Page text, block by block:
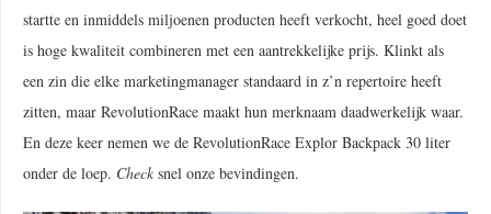
startte en inmiddels miljoenen producten heeft verkocht, heel goed doet
is hoge kwaliteit combineren met een aantrekkelijke prijs. Klinkt als
een zin die elke marketingmanager standaard in z’n repertoire heeft
zitten, maar RevolutionRace maakt hun merknaam daadwerkelijk waar.
En deze keer nemen we de RevolutionRace Explor Backpack 30 liter
onder de loep. Check snel onze bevindingen.